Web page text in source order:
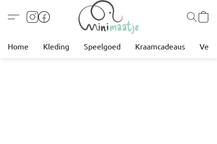
Home Kleding Speelgoed Kraamcadeaus